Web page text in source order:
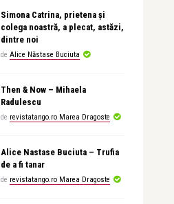
Simona Catrina, prietena și
colega noastră, a plecat, astăzi,
dintre noi
de Alice Năstase Buciuta
Then & Now – Mihaela
Radulescu
de revistatango.ro Marea Dragoste
Alice Nastase Buciuta – Trufia
de a fi tanar
de revistatango.ro Marea Dragoste